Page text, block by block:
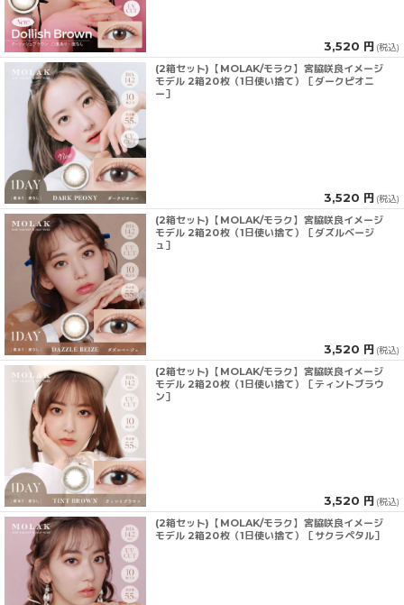
3,520 円 (税込)
(2箱セット)【MOLAK/モラク】宮脇咲良イメージ
モデル 2箱20枚（1日使い捨て）［ダークピオニ
ー］
3,520 円 (税込)
(2箱セット)【MOLAK/モラク】宮脇咲良イメージ
モデル 2箱20枚（1日使い捨て）［ダズルベージ
ュ］
3,520 円 (税込)
(2箱セット)【MOLAK/モラク】宮脇咲良イメージ
モデル 2箱20枚（1日使い捨て）［ティントブラウ
ン］
3,520 円 (税込)
(2箱セット)【MOLAK/モラク】宮脇咲良イメージ
モデル 2箱20枚（1日使い捨て）［サクラペタル］